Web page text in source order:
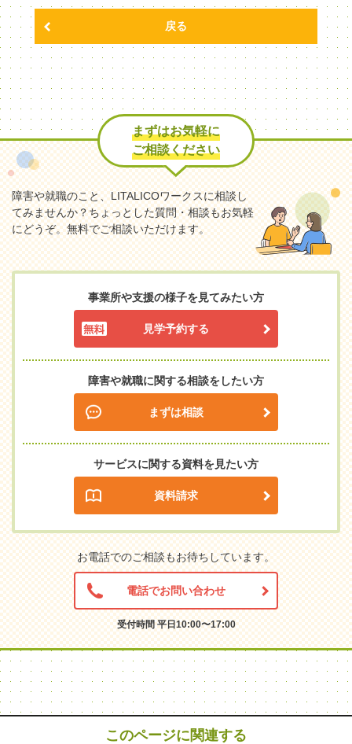
戻る
まずはお気軽に
ご相談ください
障害や就職のこと、LITALICOワークスに相談し
てみませんか？ちょっとした質問・相談もお気軽
にどうぞ。無料でご相談いただけます。
事業所や支援の様子を見てみたい方
見学予約する
障害や就職に関する相談をしたい方
まずは相談
サービスに関する資料を見たい方
資料請求
お電話でのご相談もお待ちしています。
電話でお問い合わせ
受付時間 平日10:00〜17:00
このページに関連する